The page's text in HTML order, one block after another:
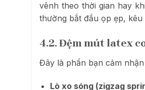
vênh theo thời gian hay
thường bắt đầu ọp ẹp,
4.2. Đệm mút latex
Đây là phần bạn cảm
Lò xo sóng (zigzag